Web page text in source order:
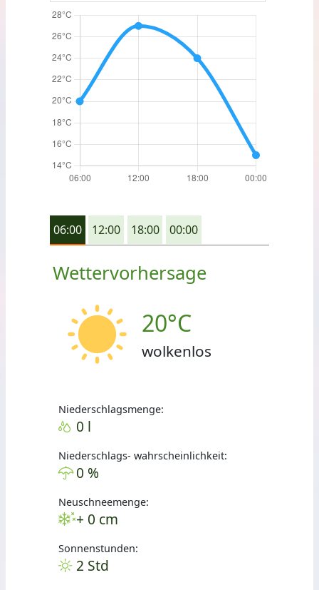
06:00 12:00 18:00 00:00
Wettervorhersage
20°C
wolkenlos
Niederschlagsmenge:
0 l
Niederschlags- wahrscheinlichkeit:
0 %
Neuschneemenge:
+ 0 cm
Sonnenstunden:
2 Std